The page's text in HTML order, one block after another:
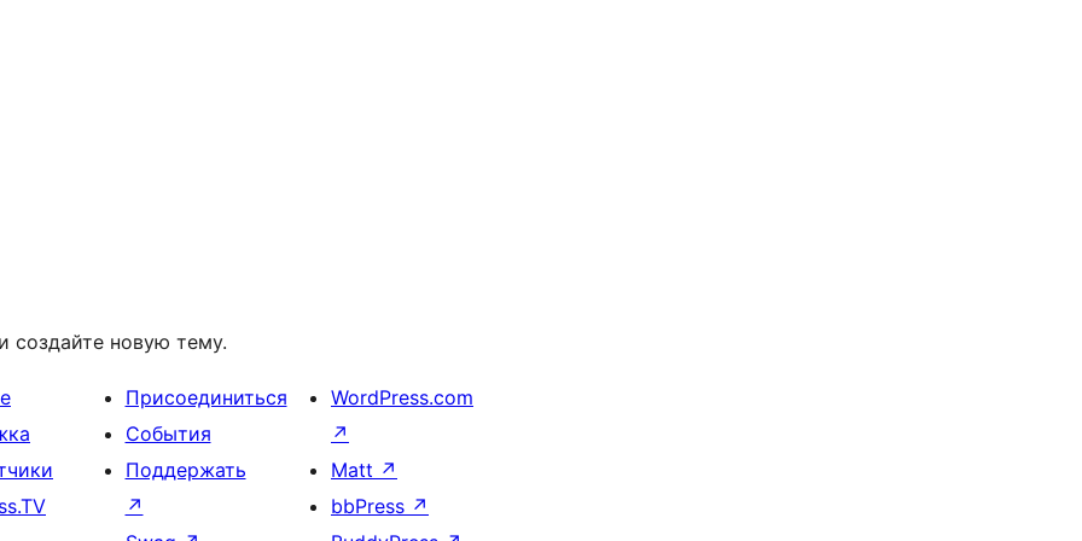
создайте новую тему.
Присоединиться
События
Поддержать
↗
WordPress.com
↗
Matt ↗
bbPress ↗